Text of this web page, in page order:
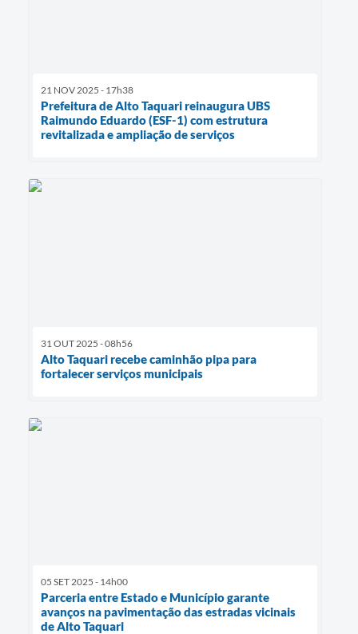
21 NOV 2025 - 17h38
Prefeitura de Alto Taquari reinaugura UBS
Raimundo Eduardo (ESF-1) com estrutura
revitalizada e ampliação de serviços
31 OUT 2025 - 08h56
Alto Taquari recebe caminhão pipa para
fortalecer serviços municipais
05 SET 2025 - 14h00
Parceria entre Estado e Município garante
avanços na pavimentação das estradas vicinais
de Alto Taquari